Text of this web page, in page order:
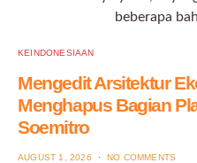
KEINDONESIAAN
Mengedit Arsitektur
Menghapus Bagian
Soemitro
POSTED
AUGUST 1, 2026 NO COMMENTS